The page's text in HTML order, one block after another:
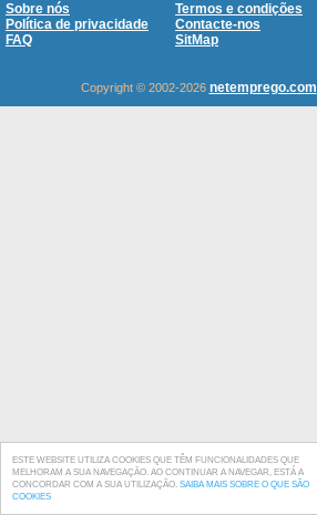
ESTE WEBSITE UTILIZA COOKIES QUE TÊM FUNCIONALIDADES QUE
MELHORAM A SUA NAVEGAÇÃO. AO CONTINUAR A NAVEGAR, ESTÁ A
CONCORDAR COM A SUA UTILIZAÇÃO. SAIBA MAIS SOBRE O QUE SÃO
COOKIES
Sobre nós
Termos e condições
Política de privacidade
Contacte-nos
FAQ
SitMap
Copyright © 2002-2026 netemprego.com